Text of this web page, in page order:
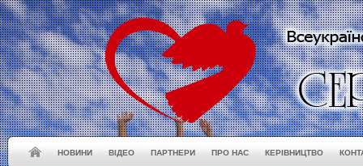
НОВИНИ ВІДЕО ПАРТНЕРИ ПРО НАС КЕРІВНИЦТВО